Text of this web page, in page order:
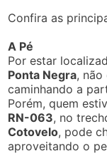
Confira as
A Pé
Por estar
Ponta Negra,
caminhando a
Porém, quem
RN-063, no
Cotovelo, pode
aproveitando o